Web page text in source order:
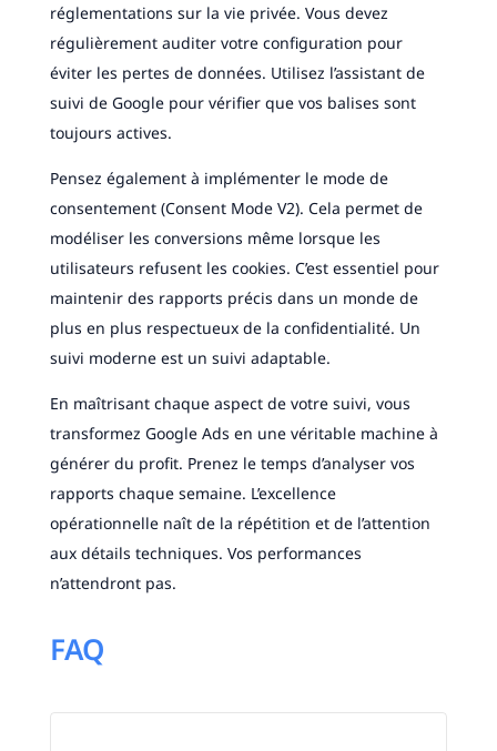
réglementations sur la vie privée. Vous devez
régulièrement auditer votre configuration pour
éviter les pertes de données. Utilisez l’assistant de
suivi de Google pour vérifier que vos balises sont
toujours actives.
Pensez également à implémenter le mode de
consentement (Consent Mode V2). Cela permet de
modéliser les conversions même lorsque les
utilisateurs refusent les cookies. C’est essentiel pour
maintenir des rapports précis dans un monde de
plus en plus respectueux de la confidentialité. Un
suivi moderne est un suivi adaptable.
En maîtrisant chaque aspect de votre suivi, vous
transformez Google Ads en une véritable machine à
générer du profit. Prenez le temps d’analyser vos
rapports chaque semaine. L’excellence
opérationnelle naît de la répétition et de l’attention
aux détails techniques. Vos performances
n’attendront pas.
FAQ